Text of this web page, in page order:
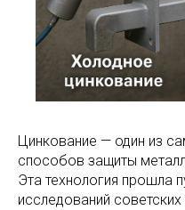
Цинкование — один из
способов защиты
Эта технология прошла
исследований